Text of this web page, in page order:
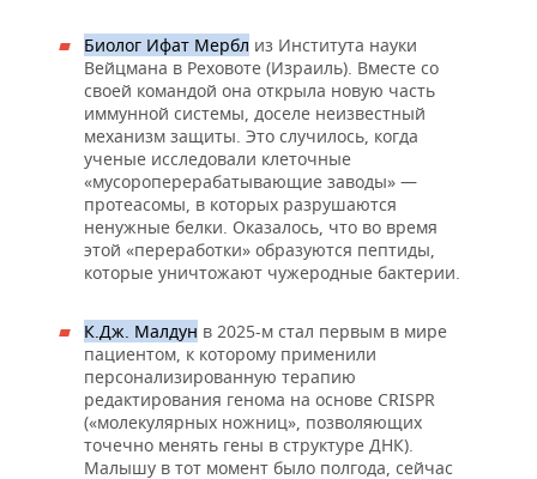
Биолог Ифат Мербл из Института науки
Вейцмана в Реховоте (Израиль). Вместе со
своей командой она открыла новую часть
иммунной системы, доселе неизвестный
механизм защиты. Это случилось, когда
ученые исследовали клеточные
«мусороперерабатывающие заводы» —
протеасомы, в которых разрушаются
ненужные белки. Оказалось, что во время
этой «переработки» образуются пептиды,
которые уничтожают чужеродные бактерии.
К.Дж. Малдун в 2025-м стал первым в мире
пациентом, к которому применили
персонализированную терапию
редактирования генома на основе CRISPR
(«молекулярных ножниц», позволяющих
точечно менять гены в структуре ДНК).
Малышу в тот момент было полгода, сейчас